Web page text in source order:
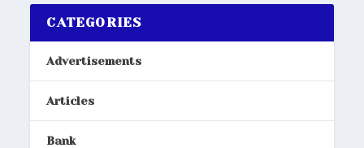
CATEGORIES
Advertisements
Articles
Bank